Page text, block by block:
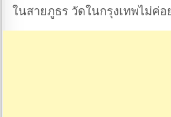
ในสายภูธร วัดในกรุงเทพไม่ค่อ